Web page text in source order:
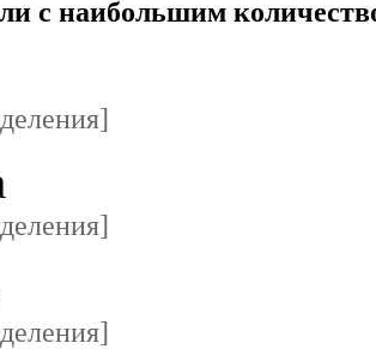
с наибольшим